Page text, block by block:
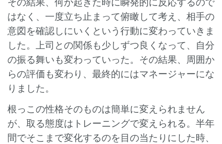
その結果、何か起きた時に瞬発的に反応するので
はなく、一度立ち止まって俯瞰して考え、相手の
意図を確認しにいくという行動に変わっていきま
した。上司との関係も少しずつ良くなって、自分
の振る舞いも変わっていった。その結果、周囲か
らの評価も変わり、最終的にはマネージャーにな
りました。
根っこの性格そのものは簡単に変えられません
が、取る態度はトレーニングで変えられる。半年
間でそこまで変化するのを目の当たりにした時、